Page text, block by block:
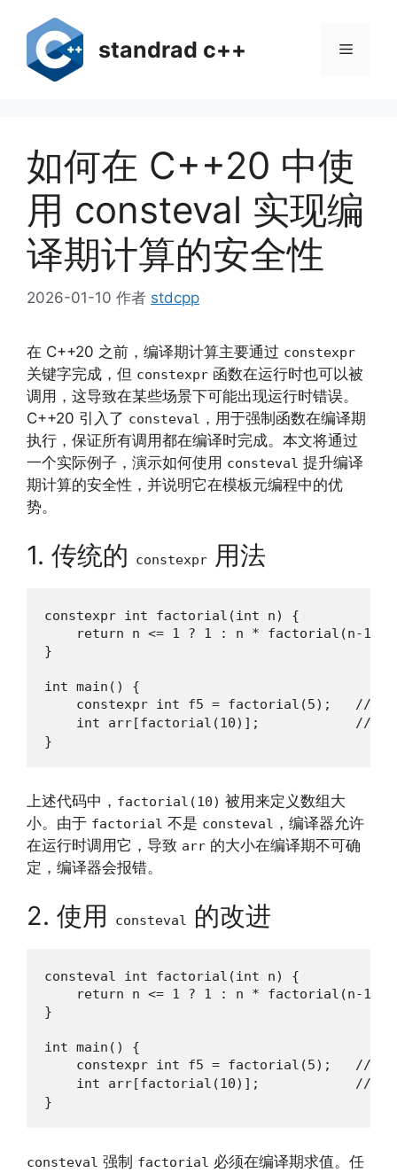
standrad c++ 菜
如何在 C++20 中使
用 consteval 实现编
译期计算的安全性
2026-01-10 作者 stdcpp
在 C++20 之前，编译期计算主要通过 constexpr
关键字完成，但 constexpr 函数在运行时也可以被
调用，这导致在某些场景下可能出现运行时错误。
C++20 引入了 consteval ，用于强制函数在编译期
执行，保证所有调用都在编译时完成。本文将通过
一个实际例子，演示如何使用 consteval 提升编译
期计算的安全性，并说明它在模板元编程中的优
势。
1. 传统的 constexpr 用法
constexpr int factorial(int n) {
    return n <= 1 ? 1 : n * factorial(n-1);
}
int main() {
constexpr int f5 = factorial(5);   // 编
int arr[factorial(10)];            // 运行
}
上述代码中， factorial(10) 被用来定义数组大
小。由于 factorial 不是 consteval ，编译器允许
在运行时调用它，导致 arr 的大小在编译期不可确
定，编译器会报错。
2. 使用 consteval 的改进
consteval int factorial(int n) {
    return n <= 1 ? 1 : n * factorial(n-1);
}
int main() {
constexpr int f5 = factorial(5);   // 仍
int arr[factorial(10)];            // 编
}
consteval 强制 factorial 必须在编译期求值。任